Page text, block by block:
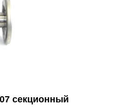
секционный